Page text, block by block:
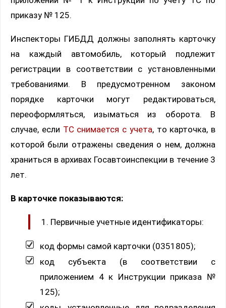
приказу № 125.
Инспекторы ГИБДД должны заполнять карточку
на каждый автомобиль, который подлежит
регистрации в соответствии с установленными
требованиями. В предусмотренном законом
порядке карточки могут редактироваться,
переоформляться, изыматься из оборота. В
случае, если ТС снимается с учета, то карточка, в
которой были отражены сведения о нем, должна
храниться в архивах Госавтоинспекции в течение 3
лет.
В карточке показываются:
Первичные учетные идентификаторы:
код формы самой карточки (0351805);
код субъекта (в соответствии с
приложением 4 к Инструкции приказа №
125);